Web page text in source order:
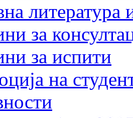
литература
за
за испити
на